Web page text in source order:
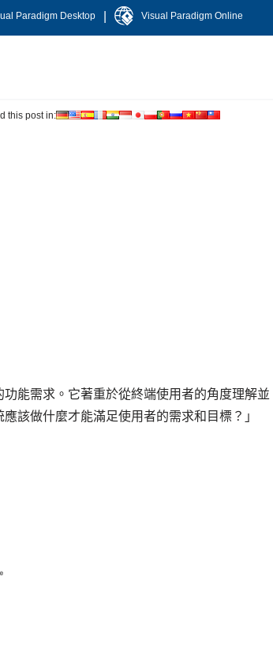
Paradigm Desktop Visual Paradigm Online
this post in:
能需求。它著重於從終端使用者的角度理解並
該做什麼才能滿足使用者的需求和目標？」